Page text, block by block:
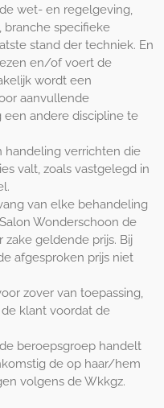
wet- en regelgeving,
specifieke
stand der techniek. En
en/of voert de
wordt een
aanvullende
andere discipline te
handeling verrichten die
valt, zoals vastgelegd in
van elke behandeling
Wonderschoon de
geldende prijs. Bij
afgesproken prijs niet
zover van toepassing,
klant voordat de
beroepsgroep handelt
de op haar/hem
volgens de Wkkgz.